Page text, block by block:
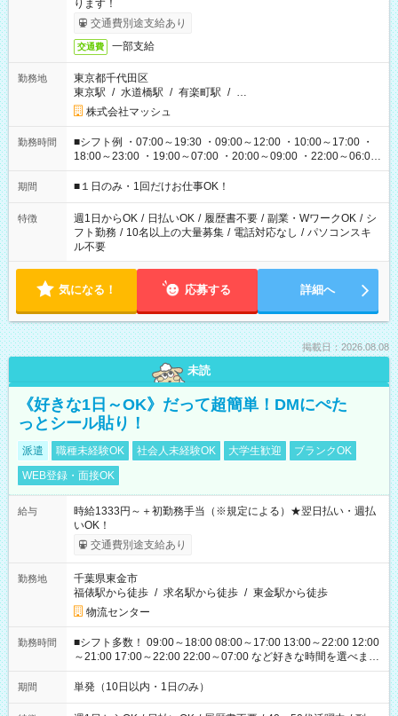
ります！
交通費別途支給あり
交通費 一部支給
勤務地
東京都千代田区
東京駅 / 水道橋駅 / 有楽町駅 / …
株式会社マッシュ
勤務時間
■シフト例 ・07:00～19:30 ・09:00～12:00 ・10:00～17:00 ・
18:00～23:00 ・19:00～07:00 ・20:00～09:00 ・22:00～06:00
etc ★最短で3時間で5,120円のお仕事から 15時間で2万円近く稼
げるお仕事も！ ご希望のお時間に合わせてご紹介！ ※シフトは
ください！
期間 ■１日のみ・1回だけお仕事OK！
特徴 週1日からOK / 日払いOK / 履歴書不要 / 副業・WワークOK / シ
フト勤務 / 10名以上の大量募集 / 電話対応なし / パソコンスキ
ル不要
気になる！ 応募する 詳細へ
掲載日：2026.08.08
未読
《好きな1日～OK》だって超簡単！DMにぺた
っとシール貼り！
派遣 職種未経験OK 社会人未経験OK 大学生歓迎
ブランクOK
WEB登録・面接OK
給与
時給1333円～＋初勤務手当（※規定による）★翌日払い・週払
いOK！
交通費別途支給あり
勤務地
千葉県東金市
福俵駅から徒歩 / 求名駅から徒歩 / 東金駅から徒歩
物流センター
勤務時間
■シフト多数！ 09:00～18:00 08:00～17:00 13:00～22:00 12:00
～21:00 17:00～22:00 22:00～07:00 など好きな時間を選べま
す！
期間 単発（10日以内・1日のみ）